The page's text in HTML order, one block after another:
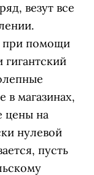
везут все
при помощи
гигантский
в магазинах,
цены на
нулевой
пусть